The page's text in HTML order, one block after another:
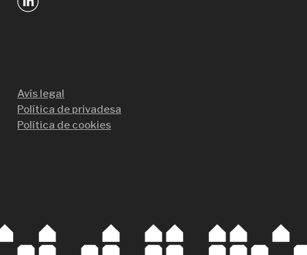
Avís legal
Política de privadesa
Política de cookies